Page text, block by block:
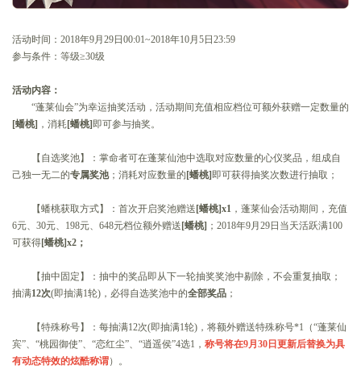
活动时间：2018年9月29日00:01~2018年10月5日23:59
参与条件：等级≥30级
活动内容：
“蓬莱仙会”为幸运抽奖活动，活动期间充值相应档位可额外获赠一定数量的
[蟠桃] ，消耗[蟠桃] 即可参与抽奖。
【自选奖池】：掌命者可在蓬莱仙池中选取对应数量的心仪奖品，组成自
己独一无二的专属奖池；消耗对应数量的 [蟠桃] 即可获得抽奖次数进行抽取；
【蟠桃获取方式】：首次开启奖池赠送 [蟠桃]x1，蓬莱仙会活动期间，充值
6元、30元、198元、648元档位额外赠送 [蟠桃] ；2018年9月29日当天活跃满100
可获得[蟠桃]x2；
【抽中固定】：抽中的奖品即从下一轮抽奖奖池中剔除，不会重复抽取；
抽满12次(即抽满1轮)，必得自选奖池中的全部奖品；
【特殊称号】：每抽满12次(即抽满1轮)，将额外赠送特殊称号*1（“蓬莱仙
宾”、“桃园御使”、“恋红尘”、“逍遥侯”4选1， 称号将在9月30日更新后替换为具
有动态特效的炫酷称谓）。